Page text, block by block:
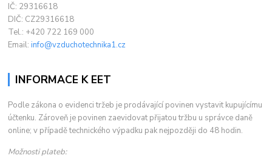
IČ: 29316618
DIČ: CZ29316618
Tel.: +420 722 169 000
Email:info@vzduchotechnika1.cz
INFORMACE K EET
Podle zákona o evidenci tržeb je prodávající povinen vystavit kupujícímu
účtenku. Zároveň je povinen zaevidovat přijatou tržbu u správce daně
online; v případě technického výpadku pak nejpozději do 48 hodin.
Možnosti plateb: